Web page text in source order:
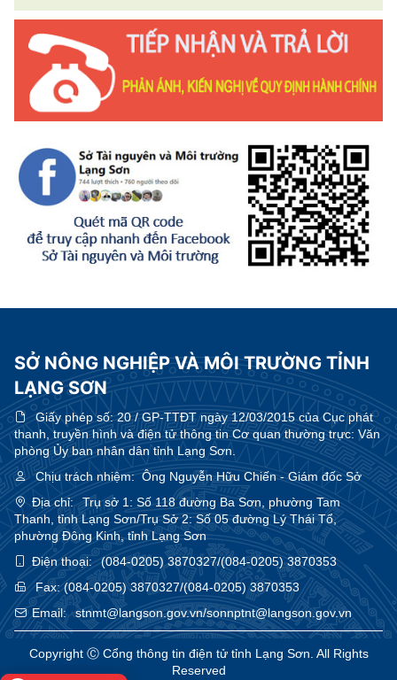
SỞ NÔNG NGHIỆP VÀ MÔI TRƯỜNG TỈNH
LẠNG SƠN
Giấy phép số:20 / GP-TTĐT ngày 12/03/2015 của Cục phát
thanh, truyền hình và điện tử thông tin Cơ quan thường trực: Văn
phòng Ủy ban nhân dân tỉnh Lạng Sơn.
Chịu trách nhiệm:Ông Nguyễn Hữu Chiến - Giám đốc Sở
Địa chỉ:
Trụ sở 1: Số 118 đường Ba Sơn, phường Tam
Thanh, tỉnh Lạng Sơn/Trụ Sở 2: Số 05 đường Lý Thái Tổ,
phường Đông Kinh, tỉnh Lạng Sơn
Điện thoại:
(084-0205) 3870327/(084-0205) 3870353
Fax:(084-0205) 3870327/(084-0205) 3870353
Email:
stnmt@langson.gov.vn/sonnptnt@langson.gov.vn
Copyright Ⓒ Cổng thông tin điện tử tỉnh Lạng Sơn. All Rights
Reserved